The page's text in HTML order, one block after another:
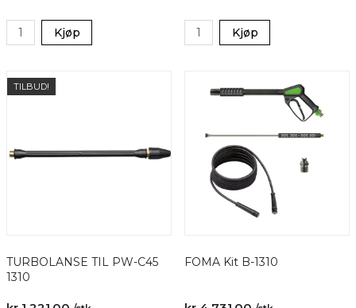
Kjøp Kjøp
TILBUD!
TURBOLANSE TIL PW-C45
1310
FOMA Kit B-1310